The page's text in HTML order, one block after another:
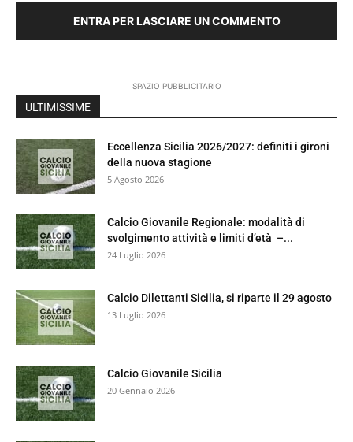
ENTRA PER LASCIARE UN COMMENTO
SPAZIO PUBBLICITARIO
ULTIMISSIME
Eccellenza Sicilia 2026/2027: definiti i gironi
della nuova stagione
5 Agosto 2026
Calcio Giovanile Regionale: modalità di
svolgimento attività e limiti d’età –...
24 Luglio 2026
Calcio Dilettanti Sicilia, si riparte il 29 agosto
13 Luglio 2026
Calcio Giovanile Sicilia
20 Gennaio 2026